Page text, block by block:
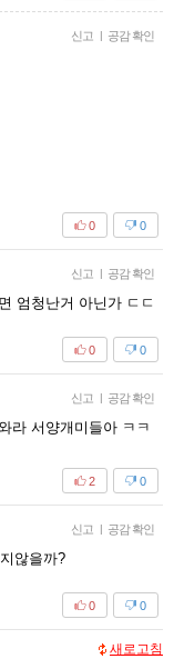
신고 | 공감 확인
0
0
신고 | 공감 확인
엄청난거 아닌가 ㄷㄷ
0
0
신고 | 공감 확인
라 서양개미들아 ㅋㅋ
0
2
신고 | 공감 확인
않을까?
0
0
새로고침